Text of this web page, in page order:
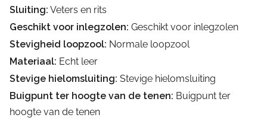
Sluiting: Veters en rits
Geschikt voor inlegzolen: Geschikt voor inlegzolen
Stevigheid loopzool: Normale loopzool
Materiaal: Echt leer
Stevige hielomsluiting: Stevige hielomsluiting
Buigpunt ter hoogte van de tenen: Buigpunt ter
hoogte van de tenen